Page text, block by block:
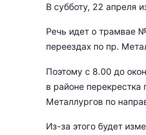
В субботу, 22 апреля
Речь идет о трамвае
переездах по пр.
Поэтому с 8.00 до
в районе
Металлургов по
Из-за этого будет